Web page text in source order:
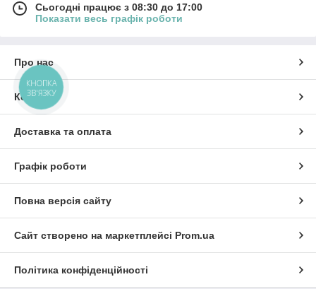
Сьогодні працює з 08:30 до 17:00
Показати весь графік роботи
Про нас
Контакти
Доставка та оплата
Графік роботи
Повна версія сайту
Сайт створено на маркетплейсі Prom.ua
Політика конфіденційності
КНОПКА
ЗВ'ЯЗКУ